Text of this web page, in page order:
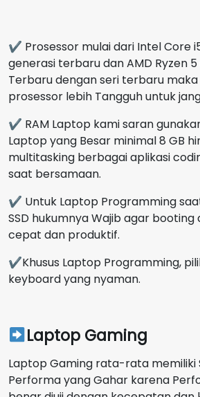
✔ Prosessor mulai dari Intel Core
generasi terbaru dan AMD Ryzen
Terbaru dengan seri terbaru
prosessor lebih Tangguh untuk
✔ RAM Laptop kami saran
Laptop yang Besar minimal 8 GB
multitasking berbagai aplikasi
saat bersamaan.
✔ Untuk Laptop Programming
SSD hukumnya Wajib agar booting
cepat dan produktif.
✔Khusus Laptop Programming,
keyboard yang nyaman.
Laptop Gaming
Laptop Gaming rata-rata memiliki
Performa yang Gahar karena